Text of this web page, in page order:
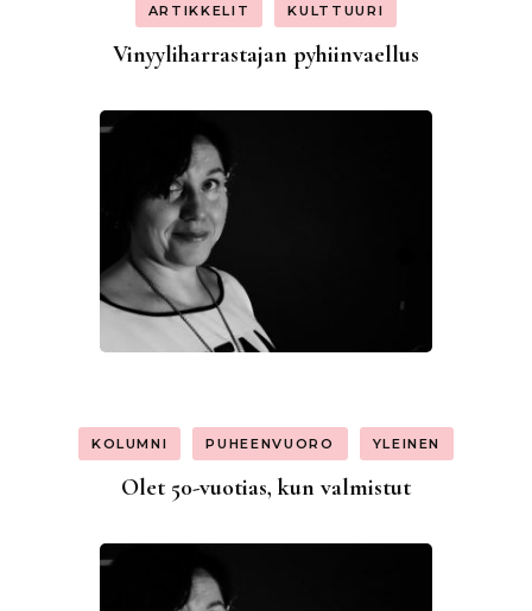
ARTIKKELIT KULTTUURI
Vinyyliharrastajan pyhiinvaellus
KOLUMNI PUHEENVUORO YLEINEN
Olet 50-vuotias, kun valmistut